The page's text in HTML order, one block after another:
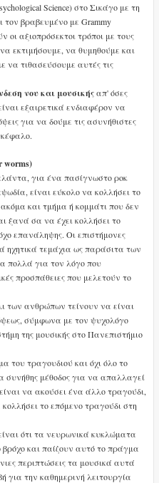
Science) στο Σικάγο με τη
βραβευμένο με Grammy
οι αξιοπρόσεκτοι τρόποι με τους
εκτιμήσουμε, να θυμηθούμε και
να τιθασεύσουμε αυτές τις
νου και μουσικήςαπ' όσες
εξαιρετικά ενδιαφέρον να
για να δούμε τις ασυνήθιστες
worms)
για ένα πασίγνωστο ροκ
είναι εύκολο να κολλήσει το
και τμήμα ή κομμάτι που δεν
ξανά σα να έχει κολλήσει το
επανάληψης. Οι επιστήμονες
τεμάχια ως παράσιτα των
πολλά για τον λόγο που
προσπάθειες που μελετούν το
των ανθρώπων τείνουν να είναι
σύμφωνα με τον ψυχολόγο
της μουσικής στο Πανεπιστήμιο
του τραγουδιού και όχι όλο το
συνήθης μέθοδος για να απαλλαγεί
να ακούσει ένα άλλο τραγούδι,
το επόμενο τραγούδι στη
ότι τα νευρωνικά κυκλώματα
και παίζουν αυτό το πράγμα
περιπτώσεις τα μουσικά αυτά
για την καθημερινή λειτουργία